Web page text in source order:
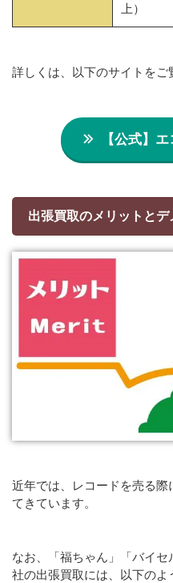
上）
詳しくは、以下のサイトをご
【公式】
出張買取のメリットとデ
近年では、レコードを売る際
てきています。
なお、「福ちゃん」「バイ
社の出張買取には、以下のよ